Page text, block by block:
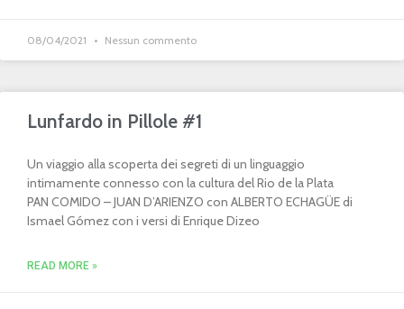
08/04/2021 Nessun commento
Lunfardo in Pillole #1
Un viaggio alla scoperta dei segreti di un linguaggio
intimamente connesso con la cultura del Rio de la Plata
PAN COMIDO – JUAN D’ARIENZO con ALBERTO ECHAGÜE di
Ismael Gómez con i versi di Enrique Dizeo
READ MORE »